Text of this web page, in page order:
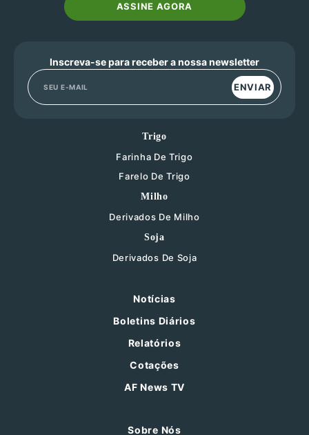
ASSINE AGORA
Inscreva-se para receber a nossa newsletter
ENVIAR
Trigo
Farinha De Trigo
Farelo De Trigo
Milho
Derivados De Milho
Soja
Derivados De Soja
Notícias
Boletins Diários
Relatórios
Cotações
AF News TV
Sobre Nós